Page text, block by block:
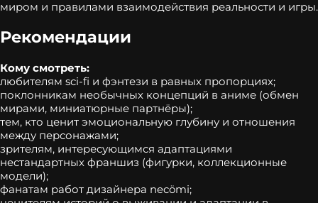
миром и правилами взаимодействия реальности и игры.
Рекомендации
Кому смотреть:
любителям sci‑fi и фэнтези в равных пропорциях;
поклонникам необычных концепций в аниме (обмен
мирами, миниатюрные партнёры);
тем, кто ценит эмоциональную глубину и отношения
между персонажами;
зрителям, интересующимся адаптациями
нестандартных франшиз (фигурки, коллекционные
модели);
фанатам работ дизайнера necömi;